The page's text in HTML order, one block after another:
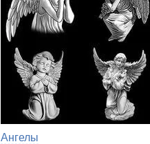
Ангелы